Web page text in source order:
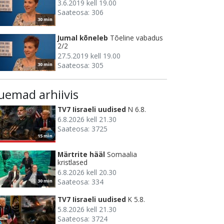
30 min
3.6.2019 kell 19.00
Saateosa: 306
30 min
Jumal kõneleb Tõeline vabadus
2/2
27.5.2019 kell 19.00
Saateosa: 305
arhiivis
15 min
TV7 Iisraeli uudised N 6.8.
6.8.2026 kell 21.30
Saateosa: 3725
30 min
Märtrite hääl Somaalia
kristlased
6.8.2026 kell 20.30
Saateosa: 334
TV7 Iisraeli uudised K 5.8.
5.8.2026 kell 21.30
Saateosa: 3724